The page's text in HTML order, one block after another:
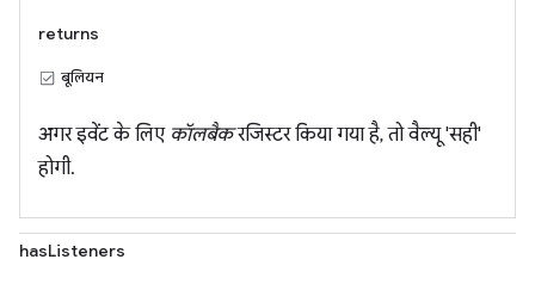
returns
बूलियन
अगर इवेंट के लिए कॉलबैकरजिस्टर किया गया है, तो वैल्यू 'सही'
होगी.
hasListeners